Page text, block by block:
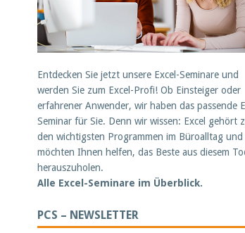
Entdecken Sie jetzt unsere Excel-Seminare und
werden Sie zum Excel-Profi! Ob Einsteiger oder
erfahrener Anwender, wir haben das passende
Seminar für Sie. Denn wir wissen: Excel gehört
den wichtigsten Programmen im Büroalltag und
möchten Ihnen helfen, das Beste aus diesem
herauszuholen.
Alle Excel-Seminare im Überblick.
PCS – NEWSLETTER